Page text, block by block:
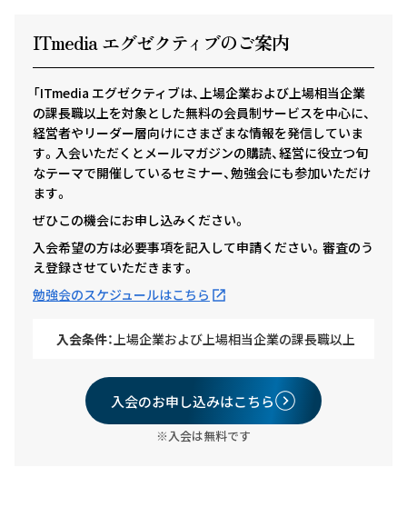
ITmedia エグゼクティ ブのご案内
「ITmedia エグゼクティブは、上場企業および上場相当企業
の課長職以上を対象とした無料の会員制サービスを中心に、
経営者やリーダー層向けにさまざまな情報を発信していま
す。入会いただくとメールマガジンの購読、経営に役立つ旬
なテーマで開催しているセミナー、勉強会にも参加いただけ
ます。
ぜひこの機会にお申し込みください。
入会希望の方は必要事項を記入して申請ください。審査のう
え登録させていただきます。
勉強会のスケジュールはこちら
入会条件：上場企業および上場相当企業の課長職以上
入会のお申し込みはこちら
※入会は無料です